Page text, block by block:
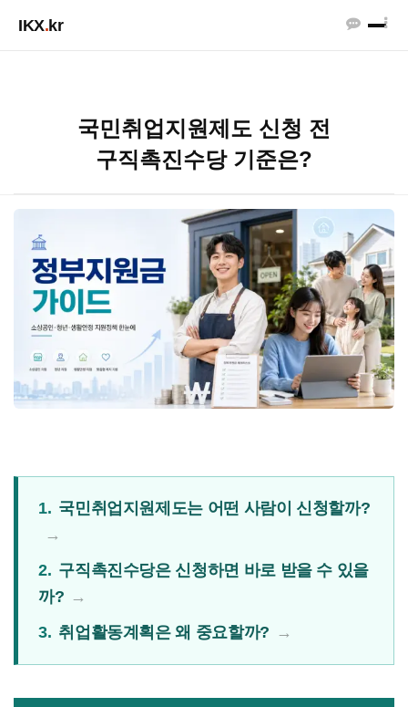
IKX.kr
국민취업지원제도 신청 전
구직촉진수당 기준은?
1. 국민취업지원제도는 어떤 사람이 신청할까?
2. 구직촉진수당은 신청하면 바로 받을 수 있을
까?
3. 취업활동계획은 왜 중요할까?